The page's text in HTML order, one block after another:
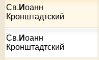
Св. Иоанн
Кронштадтский
Св. Иоанн
Кронштадтский